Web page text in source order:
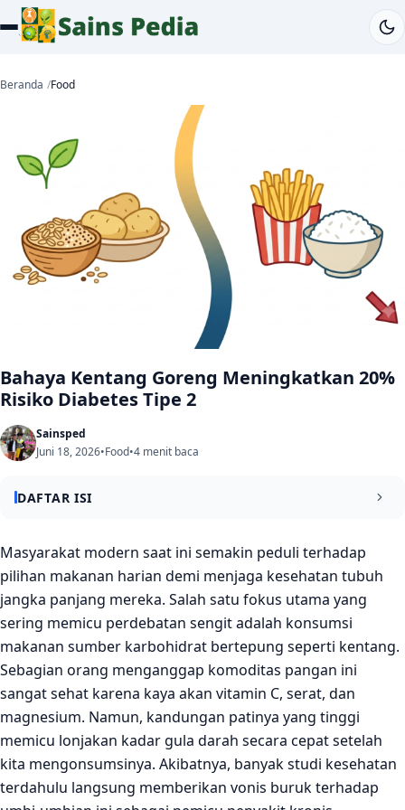
Beranda Food
Bahaya Kentang Goreng Meningkatkan 20%
Risiko Diabetes Tipe 2
Sainsped
Juni 18, 2026•Food•4 menit baca
DAFTAR ISI
Menyingkap Akar Masalah pada Metode Pengolahan
Kentang
Detail Metodologi Penelitian Epidemiologi Jangka Panjang
Karakteristik Hasil Pengamatan Risiko Diabetes
Mekanisme Substitusi Karbohidrat yang Tepat
Kesimpulan Penelitian
Masyarakat modern saat ini semakin peduli terhadap
pilihan makanan harian demi menjaga kesehatan tubuh
jangka panjang mereka. Salah satu fokus utama yang
sering memicu perdebatan sengit adalah konsumsi
makanan sumber karbohidrat bertepung seperti kentang.
Sebagian orang menganggap komoditas pangan ini
sangat sehat karena kaya akan vitamin C, serat, dan
magnesium. Namun, kandungan patinya yang tinggi
memicu lonjakan kadar gula darah secara cepat setelah
kita mengonsumsinya. Akibatnya, banyak studi kesehatan
terdahulu langsung memberikan vonis buruk terhadap